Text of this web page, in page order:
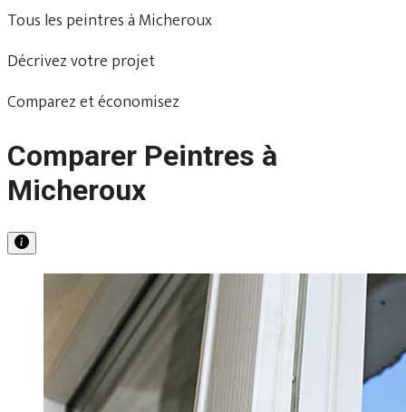
Tous les peintres à Micheroux
Décrivez votre projet
Comparez et économisez
Comparer Peintres à
Micheroux